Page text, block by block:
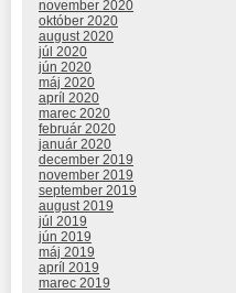
november 2020
október 2020
august 2020
júl 2020
jún 2020
máj 2020
apríl 2020
marec 2020
február 2020
január 2020
december 2019
november 2019
september 2019
august 2019
júl 2019
jún 2019
máj 2019
apríl 2019
marec 2019